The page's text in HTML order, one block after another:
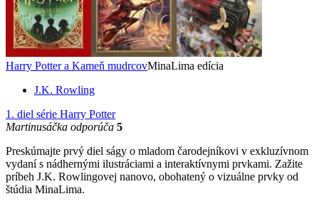
Harry Potter a Kameň mudrcovMinaLima edícia
J.K. Rowling
1. diel série Harry Potter
Martinusáčka odporúča 5
Preskúmajte prvý diel ságy o mladom čarodejníkovi v exkluzívnom
vydaní s nádhernými ilustráciami a interaktívnymi prvkami. Zažite
príbeh J.K. Rowlingovej nanovo, obohatený o vizuálne prvky od
štúdia MinaLima.